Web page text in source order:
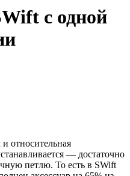
с одной
относительная
— достаточно
петлю. То есть в SWift